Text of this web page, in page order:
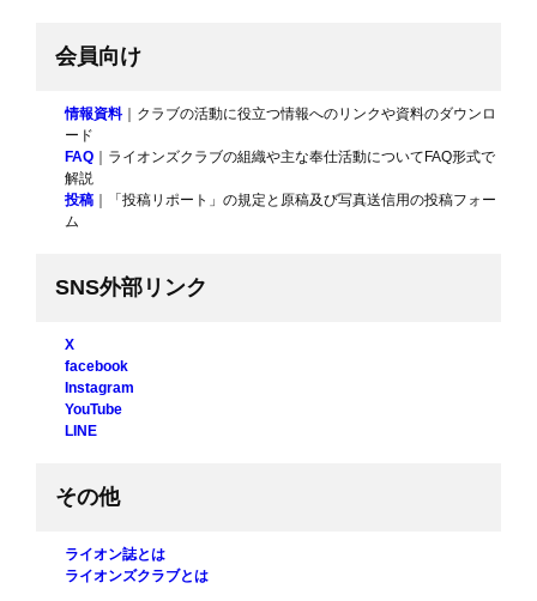
会員向け
情報資料 ｜クラブの活動に役立つ情報へのリンクや資料のダウンロ
ード
FAQ ｜ライオンズクラブの組織や主な奉仕活動についてFAQ形式で
解説
投稿 ｜「投稿リポート」の規定と原稿及び写真送信用の投稿フォー
ム
SNS外部リンク
X
facebook
Instagram
YouTube
LINE
その他
ライオン誌とは
ライオンズクラブとは